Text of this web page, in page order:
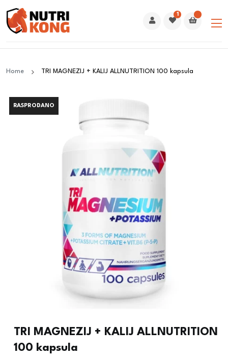
1
Home TRI MAGNEZIJ + KALIJ ALLNUTRITION 100 kapsula
RASPRODANO
TRI MAGNEZIJ + KALIJ ALLNUTRITION
100 kapsula